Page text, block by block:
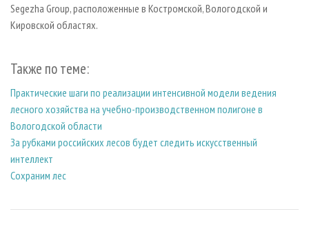
Segezha Group, расположенные в Костромской, Вологодской и
Кировской областях.
Также по теме:
Практические шаги по реализации интенсивной модели ведения
лесного хозяйства на учебно-производственном полигоне в
Вологодской области
За рубками российских лесов будет следить искусственный
интеллект
Сохраним лес